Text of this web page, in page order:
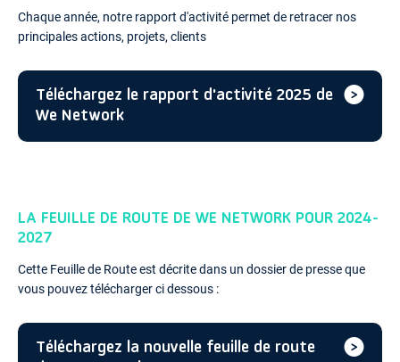
Chaque année, notre rapport d'activité permet de retracer nos
principales actions, projets, clients
Téléchargez le rapport d'activité 2025 de
We Network
LA FEUILLE DE ROUTE DE WE NETWORK POUR 2024-
2027
Cette Feuille de Route est décrite dans un dossier de presse que
vous pouvez télécharger ci dessous :
Téléchargez la nouvelle feuille de route